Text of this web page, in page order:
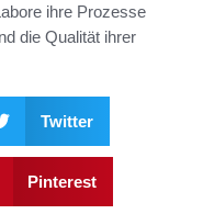
ihre Prozesse
die Qualität ihrer
Twitter
Pinterest